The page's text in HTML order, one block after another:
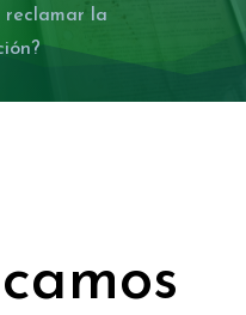
reclamar la